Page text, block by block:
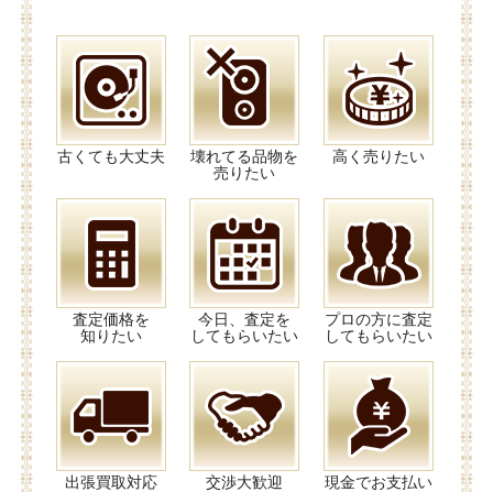
古くても大丈夫
壊れてる品物を
売りたい
高く売りたい
査定価格を
知りたい
今日、査定を
してもらいたい
プロの方に査定
してもらいたい
出張買取対応 交渉大歓迎 現金でお支払い